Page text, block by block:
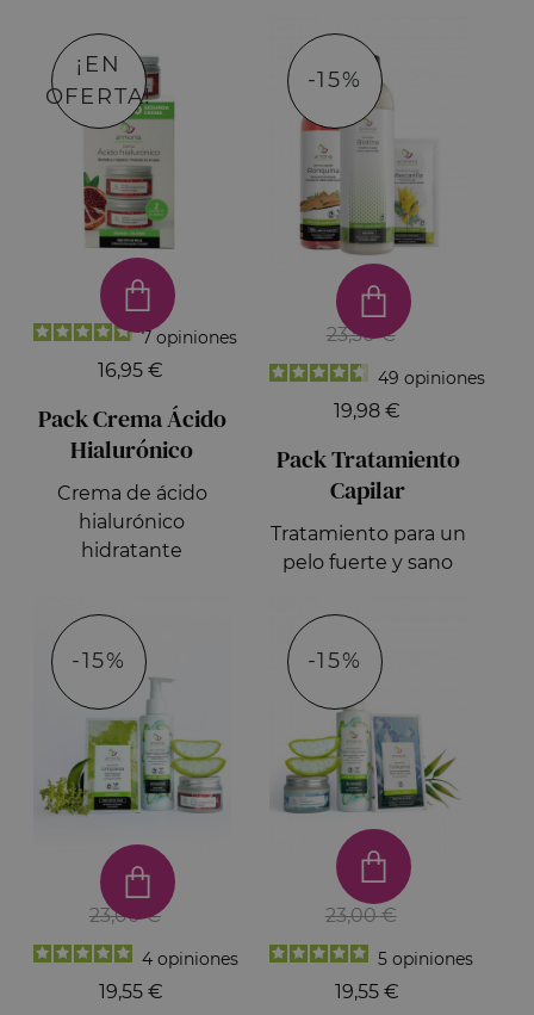
7opiniones
16,95 €
Pack Crema Ácido
Hialurónico
Crema de ácido
hialurónico
hidratante
¡EN
OFERTA!
23,50 €
49 opiniones
19,98 €
Pack Tratamiento
Capilar
Tratamiento para un
pelo fuerte y sano
-15%
23,00 €
4 opiniones
19,55 €
-15%
23,00 €
5 opiniones
19,55 €
-15%